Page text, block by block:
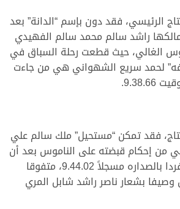
الرئيسي، فقد دون بإسم “الدانة” بعد
راشد سالم محمد سالم الفهيدي
الغالي، حيث قطعت رحلة السباق في
“صوغه” لحمد سريع الشهواني هي من جاءت
فقد تمكن “مستحيل” ملك سالم علي
من إحكام قبضته على الناموس بعد أن
وصل خط النهاية منفردا بالصداره مسجلاً 9.44.02، متفوقا
وصيفا بشعار ناصر راشد شابل المري